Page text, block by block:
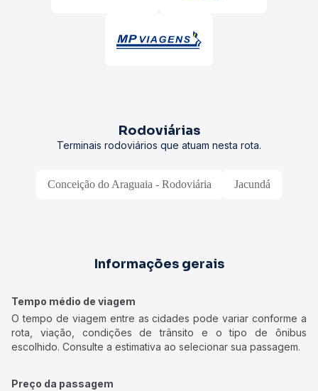
Rodoviárias
Terminais rodoviários que atuam nesta rota.
Conceição do Araguaia - Rodoviária Jacundá
Informações gerais
Tempo médio de viagem
O tempo de viagem entre as cidades pode variar conforme a
rota, viação, condições de trânsito e o tipo de ônibus
escolhido. Consulte a estimativa ao selecionar sua passagem.
Preço da passagem